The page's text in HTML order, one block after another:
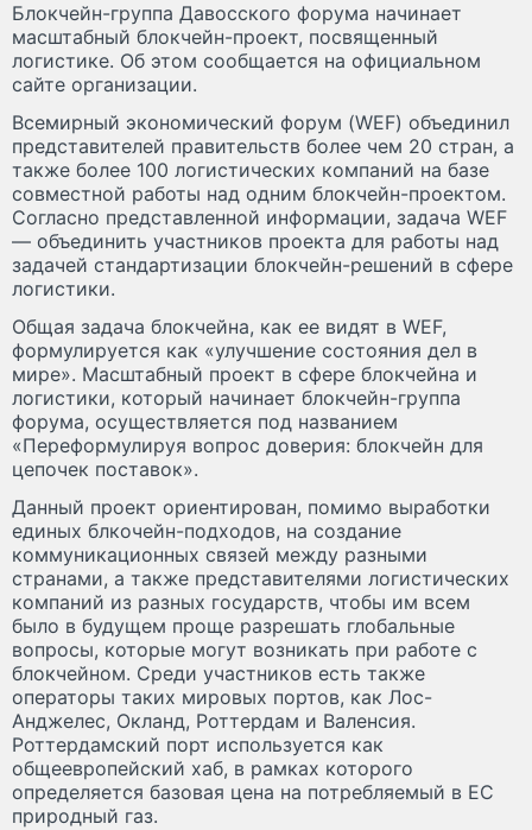
Блокчейн-группа Давосского форума начинает
масштабный блокчейн-проект, посвященный
логистике. Об этом сообщается на официальном
сайте организации.
Всемирный экономический форум (WEF) объединил
представителей правительств более чем 20 стран, а
также более 100 логистических компаний на базе
совместной работы над одним блокчейн-проектом.
Согласно представленной информации, задача WEF
— объединить участников проекта для работы над
задачей стандартизации блокчейн-решений в сфере
логистики.
Общая задача блокчейна, как ее видят в WEF,
формулируется как «улучшение состояния дел в
мире». Масштабный проект в сфере блокчейна и
логистики, который начинает блокчейн-группа
форума, осуществляется под названием
«Переформулируя вопрос доверия: блокчейн для
цепочек поставок».
Данный проект ориентирован, помимо выработки
единых блкочейн-подходов, на создание
коммуникационных связей между разными
странами, а также представителями логистических
компаний из разных государств, чтобы им всем
было в будущем проще разрешать глобальные
вопросы, которые могут возникать при работе с
блокчейном. Среди участников есть также
операторы таких мировых портов, как Лос-
Анджелес, Окланд, Роттердам и Валенсия.
Роттердамский порт используется как
общеевропейский хаб, в рамках которого
определяется базовая цена на потребляемый в ЕС
природный газ.